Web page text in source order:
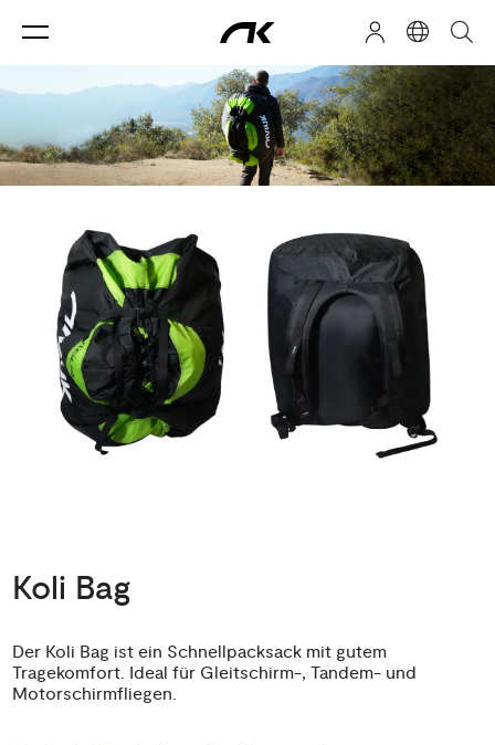
Koli Bag
Der Koli Bag ist ein Schnellpacksack mit gutem
Tragekomfort. Ideal für Gleitschirm-, Tandem- und
Motorschirmfliegen.